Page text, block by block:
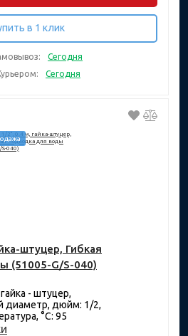
в 1 клик
Сегодня
Сегодня
штуцер, Гибкая
(51005-G/S-040)
- штуцер,
диаметр, дюйм: 1/2,
°C: 95